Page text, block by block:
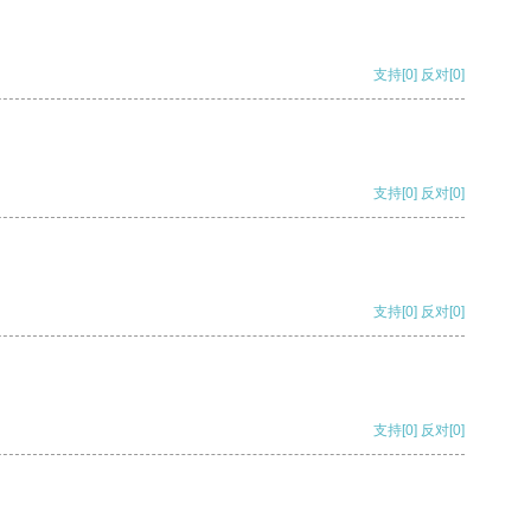
支持[0] 反对[0]
支持[0] 反对[0]
支持[0] 反对[0]
支持[0] 反对[0]